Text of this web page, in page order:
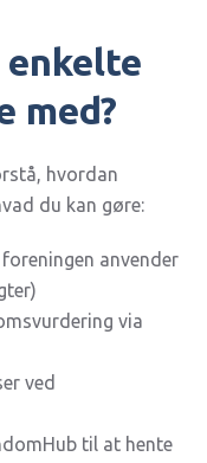
enkelte
med?
hvordan
du kan gøre:
anvender
via
ved
til at hente